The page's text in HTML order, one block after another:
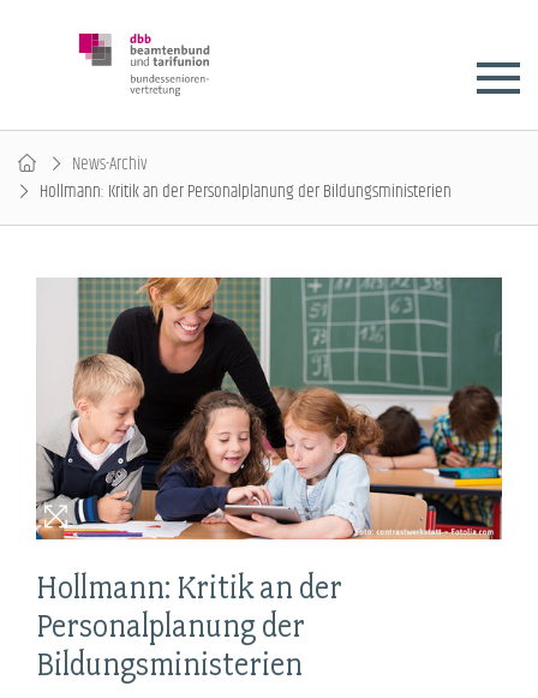
News-Archiv
Hollmann: Kritik an der Personalplanung der Bildungsministerien
Hollmann: Kritik an der
Personalplanung der
Bildungsministerien